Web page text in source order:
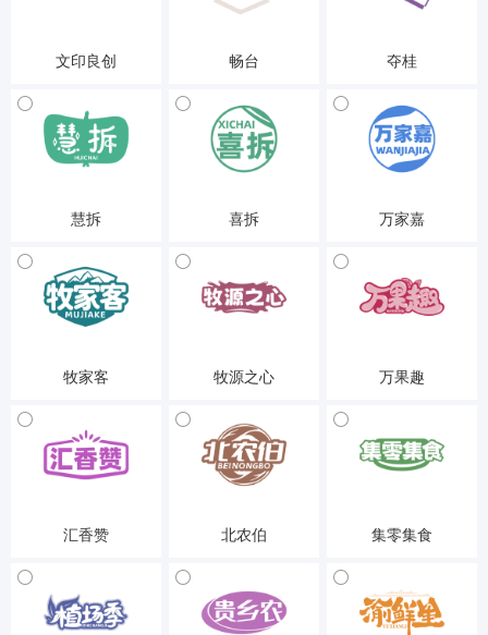
文印良创
28-体育玩具
畅台
28-体育玩具
夺桂
28-体育玩具
慧拆
28-体育玩具
喜拆
28-体育玩具
万家嘉
29-食品
牧家客
29-食品
牧源之心
29-食品
万果趣
29-食品
汇香赞
29-食品
北农伯
29-食品
集零集食
29-食品